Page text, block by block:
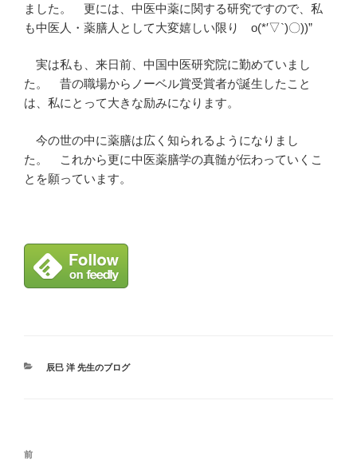
ました。 更には、中医中薬に関する研究ですので、私
も中医人・薬膳人として大変嬉しい限り o(*′▽`)〇))”
実は私も、来日前、中国中医研究院に勤めていまし
た。 昔の職場からノーベル賞受賞者が誕生したこと
は、私にとって大きな励みになります。
今の世の中に薬膳は広く知られるようになりまし
た。 これから更に中医薬膳学の真髄が伝わっていくこ
とを願っています。
カ
辰巳 洋 先生のブログ
投
前
前